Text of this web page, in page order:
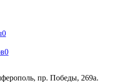
0
0
пр. Победы, 269а.